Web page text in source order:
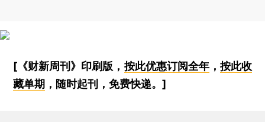
[《财新周刊》印刷版， 按此优惠订阅全年， 按此收
藏单期 ，随时起刊，免费快递。]